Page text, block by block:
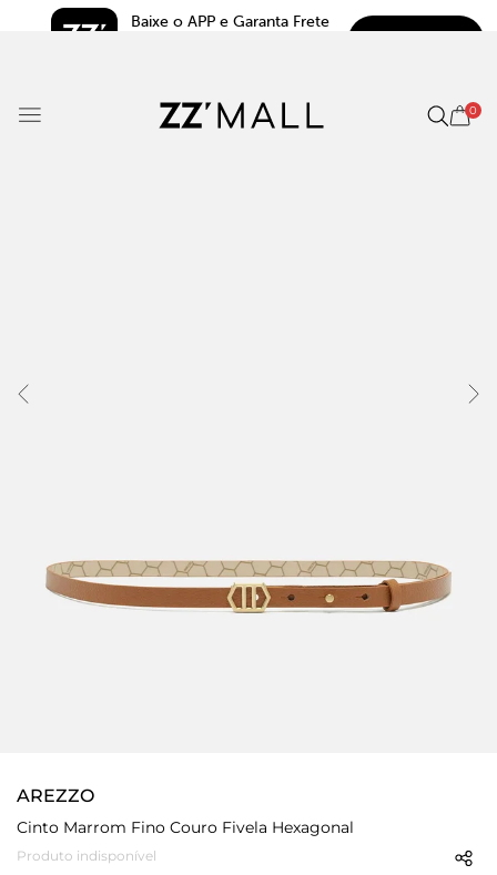
Baixe o APP e Garanta Frete
0
AREZZO
Cinto Marrom Fino Couro Fivela Hexagonal
Produto indisponível